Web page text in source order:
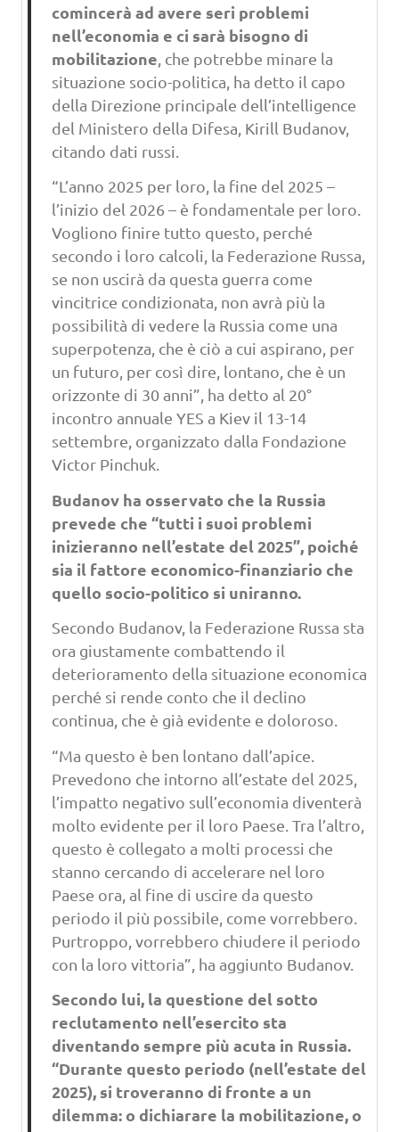
comincerà ad avere seri problemi
nell’economia e ci sarà bisogno di
mobilitazione , che potrebbe minare la
situazione socio-politica, ha detto il capo
della Direzione principale dell’intelligence
del Ministero della Difesa, Kirill Budanov,
citando dati russi.
“L’anno 2025 per loro, la fine del 2025 –
l’inizio del 2026 – è fondamentale per loro.
Vogliono finire tutto questo, perché
secondo i loro calcoli, la Federazione Russa,
se non uscirà da questa guerra come
vincitrice condizionata, non avrà più la
possibilità di vedere la Russia come una
superpotenza, che è ciò a cui aspirano, per
un futuro, per così dire, lontano, che è un
orizzonte di 30 anni”, ha detto al 20°
incontro annuale YES a Kiev il 13-14
settembre, organizzato dalla Fondazione
Victor Pinchuk.
Budanov ha osservato che la Russia
prevede che “tutti i suoi problemi
inizieranno nell’estate del 2025”, poiché
sia il fattore economico-finanziario che
quello socio-politico si uniranno.
Secondo Budanov, la Federazione Russa sta
ora giustamente combattendo il
deterioramento della situazione economica
perché si rende conto che il declino
continua, che è già evidente e doloroso.
“Ma questo è ben lontano dall’apice.
Prevedono che intorno all’estate del 2025,
l’impatto negativo sull’economia diventerà
molto evidente per il loro Paese. Tra l’altro,
questo è collegato a molti processi che
stanno cercando di accelerare nel loro
Paese ora, al fine di uscire da questo
periodo il più possibile, come vorrebbero.
Purtroppo, vorrebbero chiudere il periodo
con la loro vittoria”, ha aggiunto Budanov.
Secondo lui, la questione del sotto
reclutamento nell’esercito sta
diventando sempre più acuta in Russia.
“Durante questo periodo (nell’estate del
2025), si troveranno di fronte a un
dilemma: o dichiarare la mobilitazione, o